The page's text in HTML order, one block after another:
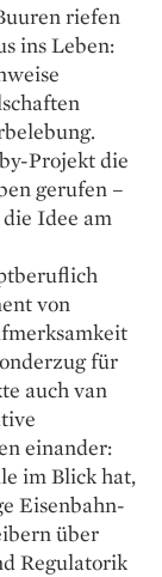
riefen
ins Leben:
Projekt die
gerufen –
Idee am
von
für
auch van
einander:
im Blick hat,
Eisenbahn-
über
Regulatorik